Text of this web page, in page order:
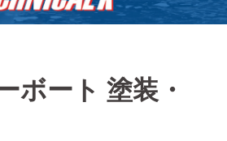
ボート 塗装・